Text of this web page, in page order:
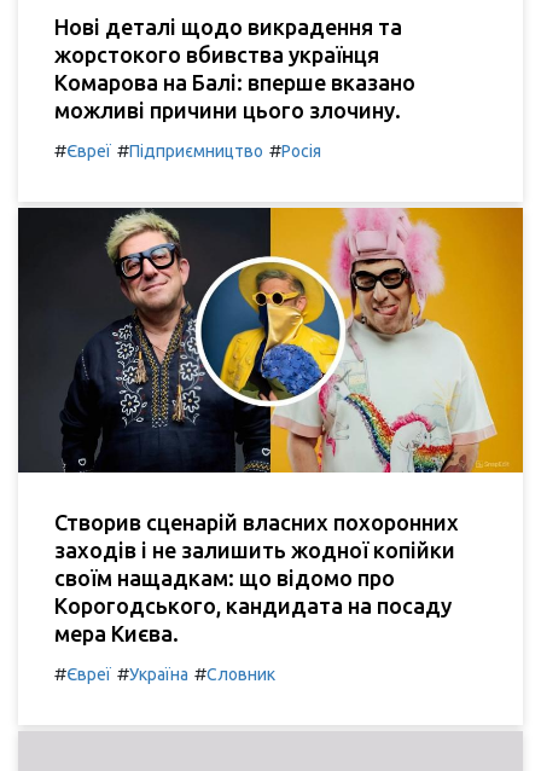
Нові деталі щодо викрадення та
жорстокого вбивства українця
Комарова на Балі: вперше вказано
можливі причини цього злочину.
#Євреї #Підприємництво #Росія
Створив сценарій власних похоронних
заходів і не залишить жодної копійки
своїм нащадкам: що відомо про
Корогодського, кандидата на посаду
мера Києва.
#Євреї #Україна #Словник